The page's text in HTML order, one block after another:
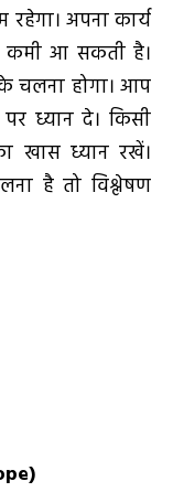
रहेगा। अपना कार्य
कमी आ सकती है।
चलना होगा। आप
ध्यान दे। किसी
खास ध्यान रखें।
है तो विश्लेषण